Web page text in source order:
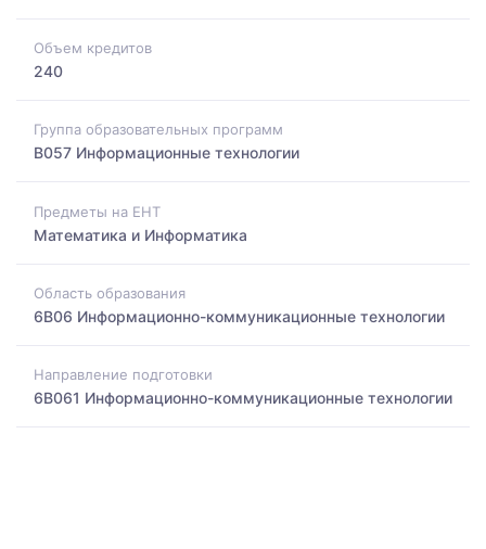
Объем кредитов
240
Группа образовательных программ
B057 Информационные технологии
Предметы на ЕНТ
Математика и Информатика
Область образования
6B06 Информационно-коммуникационные технологии
Направление подготовки
6B061 Информационно-коммуникационные технологии